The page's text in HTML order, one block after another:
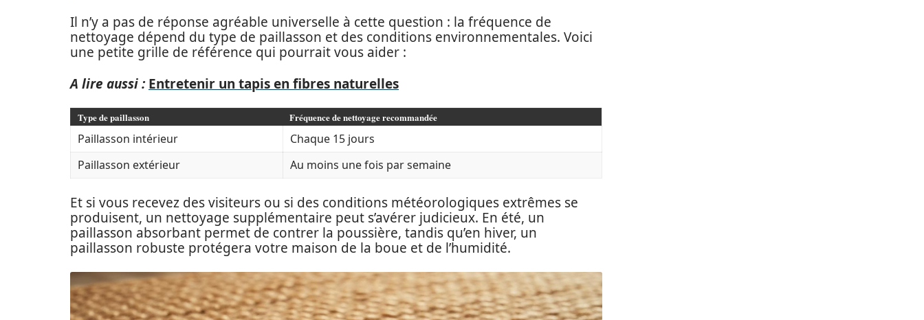
Il n’y a pas de réponse agréable universelle à cette question : la fréquence de
nettoyage dépend du type de paillasson et des conditions environnementales. Voici
une petite grille de référence qui pourrait vous aider :
A lire aussi : Entretenir un tapis en fibres naturelles
Type de paillasson Fréquence de nettoyage recommandée
Paillasson intérieur
Chaque 15 jours
Paillasson extérieur
Au moins une fois par semaine
Et si vous recevez des visiteurs ou si des conditions météorologiques extrêmes se
produisent, un nettoyage supplémentaire peut s’avérer judicieux. En été, un
paillasson absorbant permet de contrer la poussière, tandis qu’en hiver, un
paillasson robuste protégera votre maison de la boue et de l’humidité.